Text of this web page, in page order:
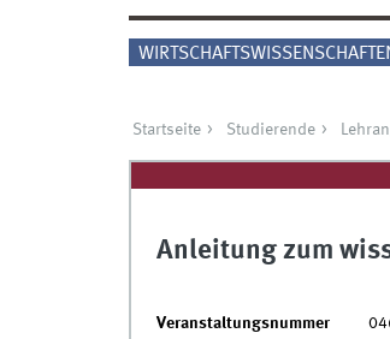
Startseite Studierende
Anleitung zum
Veranstaltungsnummer